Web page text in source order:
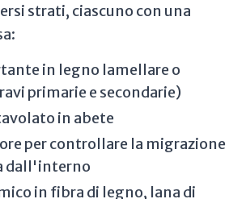
strati, ciascuno con una
in legno lamellare o
primarie e secondarie)
in abete
per controllare la migrazione
dall'interno
in fibra di legno, lana di